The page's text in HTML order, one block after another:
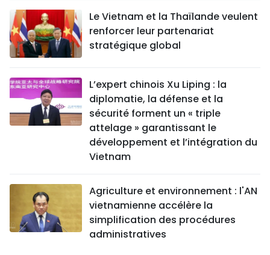
Le Vietnam et la Thaïlande veulent
renforcer leur partenariat
stratégique global
L’expert chinois Xu Liping : la
diplomatie, la défense et la
sécurité forment un « triple
attelage » garantissant le
développement et l’intégration du
Vietnam
Agriculture et environnement : l'AN
vietnamienne accélère la
simplification des procédures
administratives